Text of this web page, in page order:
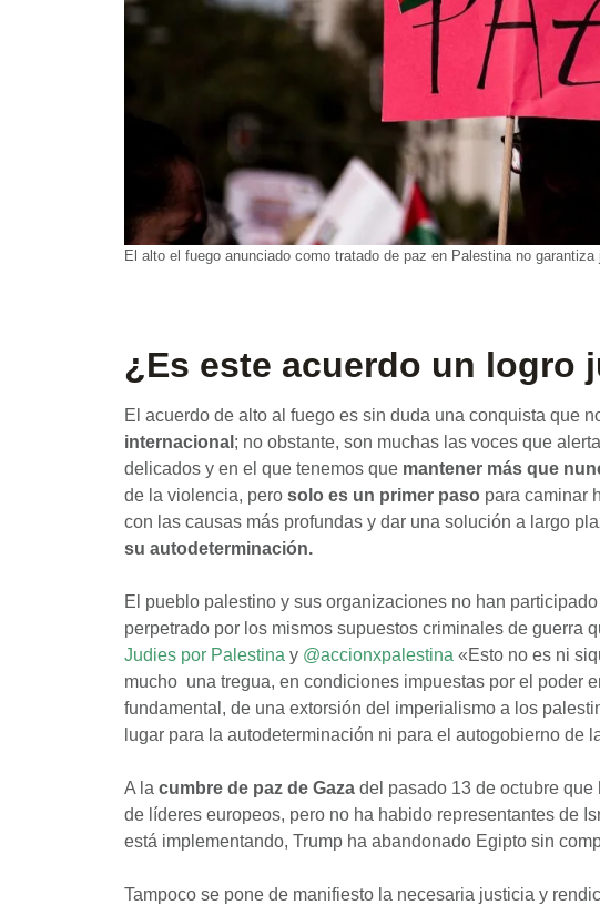
El alto el fuego anunciado como tratado de paz en Palestina no
¿Es este acuerdo un logro
El acuerdo de alto al fuego es sin duda una conquista que
internacional ; no obstante, son muchas las voces que
delicados y en el que tenemos que mantener más que
de la violencia, pero solo es un primer paso para caminar
con las causas más profundas y dar una solución a largo
su autodeterminación.
El pueblo palestino y sus organizaciones no han
perpetrado por los mismos supuestos criminales de guerra
Judies por Palestina y @accionxpalestina «Esto no es ni
mucho una tregua, en condiciones impuestas por el poder
fundamental, de una extorsión del imperialismo a los
lugar para la autodeterminación ni para el autogobierno de
A la cumbre de paz de Gaza del pasado 13 de octubre que
de líderes europeos, pero no ha habido representantes de
está implementando, Trump ha abandonado Egipto sin
Tampoco se pone de manifiesto la necesaria justicia y